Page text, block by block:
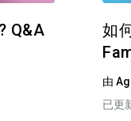
Q&A
如
由
已更